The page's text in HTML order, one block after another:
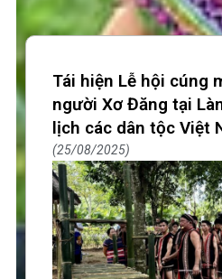
Tái hiện Lễ hội cúng
người Xơ Đăng tại
lịch các dân tộc Việt
25/08/2025